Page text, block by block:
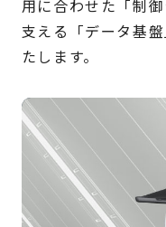
用に合わせた「制
支える「データ基
たします。